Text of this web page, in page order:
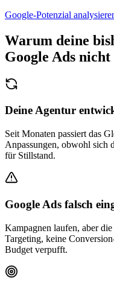
Google-Potenzial
Warum deine
Google Ads
Deine Agentur
Seit Monaten passiert das
Anpassungen, obwohl sich
für Stillstand.
Google Ads falsch
Kampagnen laufen, aber
Targeting, keine
Budget verpufft.